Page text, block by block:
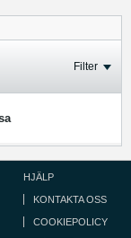
Filter
HJÄLP
KONTAKTA OSS
COOKIEPOLICY